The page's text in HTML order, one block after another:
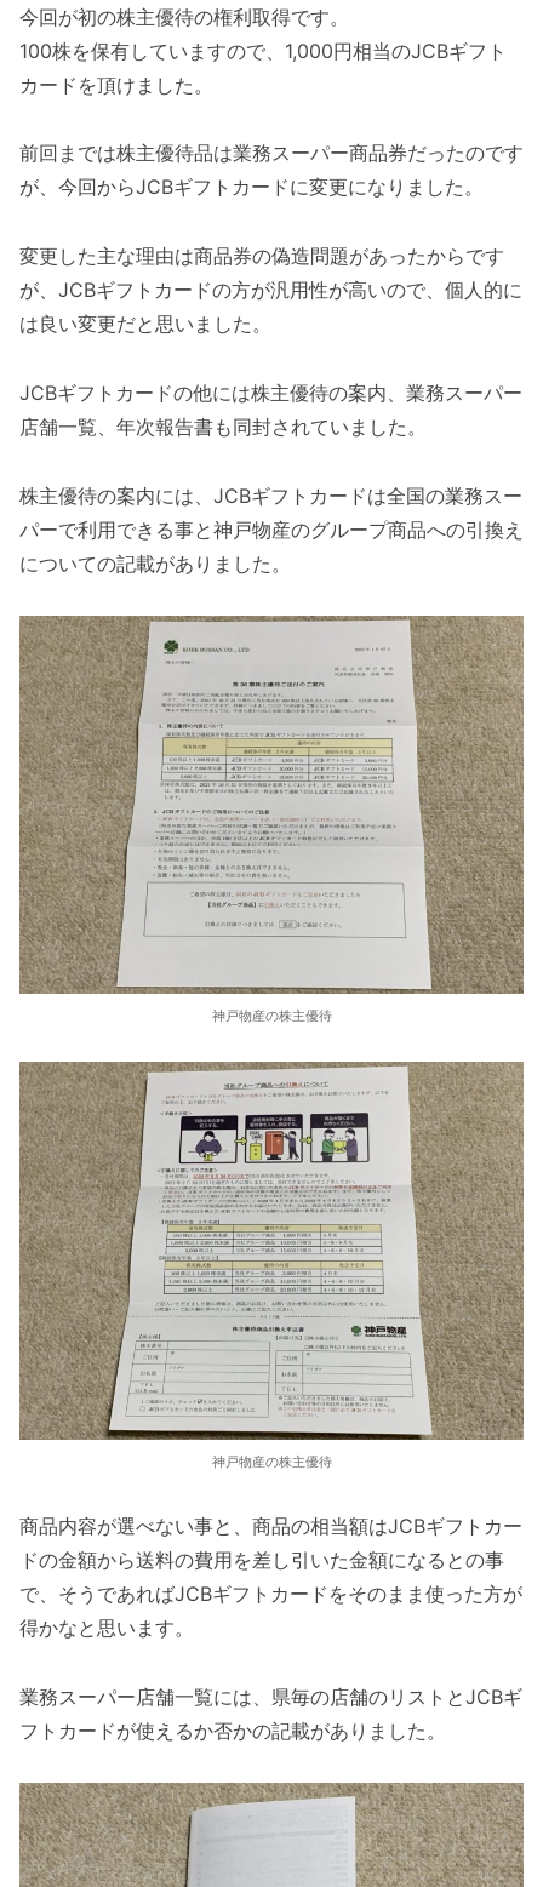
今回が初の株主優待の権利取得です。
100株を保有していますので、1,000円相当のJCBギフト
カードを頂けました。
前回までは株主優待品は業務スーパー商品券だったのです
が、今回からJCBギフトカードに変更になりました。
変更した主な理由は商品券の偽造問題があったからです
が、JCBギフトカードの方が汎用性が高いので、個人的に
は良い変更だと思いました。
JCBギフトカードの他には株主優待の案内、業務スーパー
店舗一覧、年次報告書も同封されていました。
株主優待の案内には、JCBギフトカードは全国の業務スー
パーで利用できる事と神戸物産のグループ商品への引換え
についての記載がありました。
神戸物産の株主優待
神戸物産の株主優待
商品内容が選べない事と、商品の相当額はJCBギフトカー
ドの金額から送料の費用を差し引いた金額になるとの事
で、そうであればJCBギフトカードをそのまま使った方が
得かなと思います。
業務スーパー店舗一覧には、県毎の店舗のリストとJCBギ
フトカードが使えるか否かの記載がありました。